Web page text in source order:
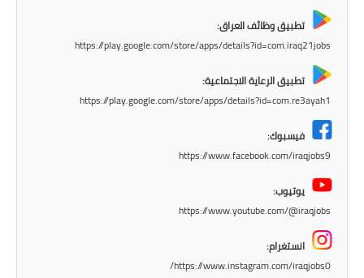
المرحلة الابتدائية
تطبيق وظائف العراق:
https://play.google.com/store/apps/details?id=com.iraq21jobs
تطبيق الرعاية الاجتماعية:
https://play.google.com/store/apps/details?id=com.re3ayah1
فيسبوك:
https://www.facebook.com/iraqjobs9
يوتيوب:
https://www.youtube.com/@iraqjobs
انستغرام:
https://www.instagram.com/iraqjobs0/